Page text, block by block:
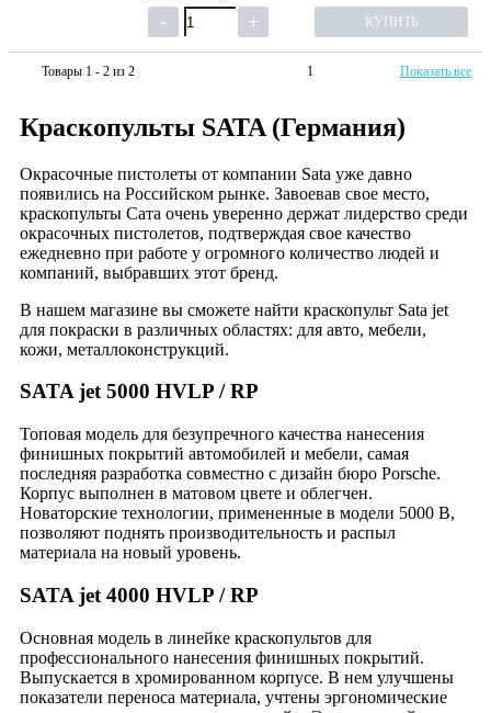
КУПИТЬ
Товары 1 - 2 из 2 1 Показать все
Краскопульты SATA (Германия)
Окрасочные пистолеты от компании Sata уже давно
появились на Российском рынке. Завоевав свое место,
краскопульты Сата очень уверенно держат лидерство среди
окрасочных пистолетов, подтверждая свое качество
ежедневно при работе у огромного количество людей и
компаний, выбравших этот бренд.
В нашем магазине вы сможете найти краскопульт Sata jet
для покраски в различных областях: для авто, мебели,
кожи, металлоконструкций.
SATA jet 5000 HVLP / RP
Топовая модель для безупречного качества нанесения
финишных покрытий автомобилей и мебели, самая
последняя разработка совместно с дизайн бюро Porsche.
Корпус выполнен в матовом цвете и облегчен.
Новаторские технологии, примененные в модели 5000 B,
позволяют поднять производительность и распыл
материала на новый уровень.
SATA jet 4000 HVLP / RP
Основная модель в линейке краскопультов для
профессионального нанесения финишных покрытий.
Выпускается в хромированном корпусе. В нем улучшены
показатели переноса материала, учтены эргономические